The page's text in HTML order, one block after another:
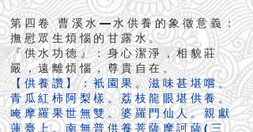
第四卷 曹溪水—水供養的象徵意義：
撫慰眾生煩惱的甘露水。
『供水功德』：身心潔淨，相貌莊
嚴，遠離煩惱，尊貴自在。
【供養讚】：衹園果。滋味甚堪嚐。
青瓜紅柿阿梨樣。荔枝龍眼堪供養。
唵摩羅果世無雙。婆羅門仙人。親獻
蓮臺上。南無普供養菩薩摩訶薩(三